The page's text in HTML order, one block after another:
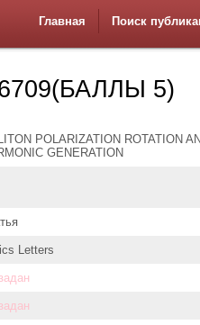
Главная Поиск
5)
POLARIZATION ROTATION
GENERATION
Letters